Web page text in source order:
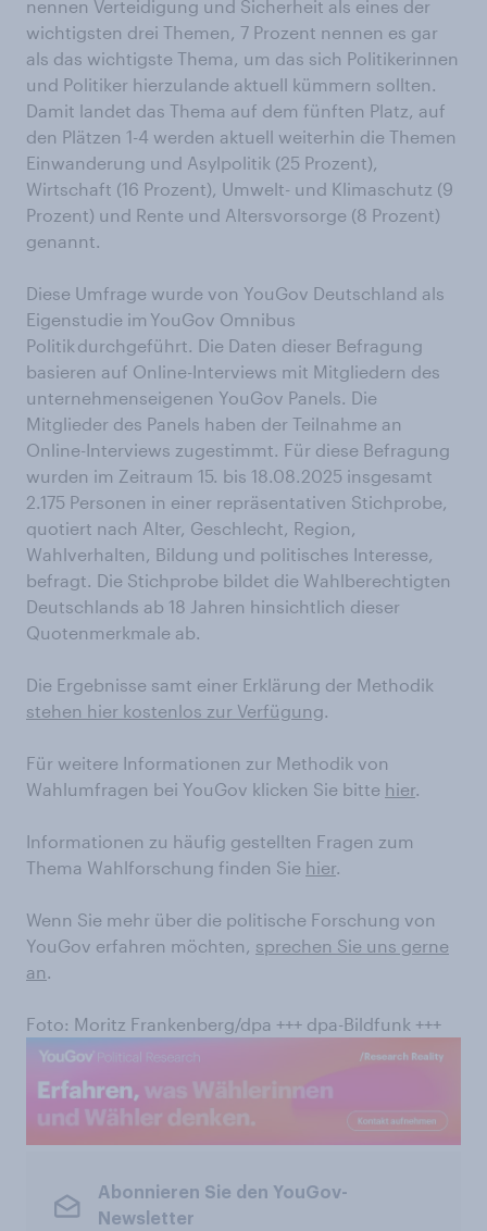
nennen Verteidigung und Sicherheit als eines der
wichtigsten drei Themen, 7 Prozent nennen es gar
als das wichtigste Thema, um das sich Politikerinnen
und Politiker hierzulande aktuell kümmern sollten.
Damit landet das Thema auf dem fünften Platz, auf
den Plätzen 1-4 werden aktuell weiterhin die Themen
Einwanderung und Asylpolitik (25 Prozent),
Wirtschaft (16 Prozent), Umwelt- und Klimaschutz (9
Prozent) und Rente und Altersvorsorge (8 Prozent)
genannt.
Diese Umfrage wurde von YouGov Deutschland als
Eigenstudie im YouGov Omnibus
Politik durchgeführt. Die Daten dieser Befragung
basieren auf Online-Interviews mit Mitgliedern des
unternehmenseigenen YouGov Panels. Die
Mitglieder des Panels haben der Teilnahme an
Online-Interviews zugestimmt. Für diese Befragung
wurden im Zeitraum 15. bis 18.08.2025 insgesamt
2.175 Personen in einer repräsentativen Stichprobe,
quotiert nach Alter, Geschlecht, Region,
Wahlverhalten, Bildung und politisches Interesse,
befragt. Die Stichprobe bildet die Wahlberechtigten
Deutschlands ab 18 Jahren hinsichtlich dieser
Quotenmerkmale ab.
Die Ergebnisse samt einer Erklärung der Methodik
stehen hier kostenlos zur Verfügung.
Für weitere Informationen zur Methodik von
Wahlumfragen bei YouGov klicken Sie bitte hier.
Informationen zu häufig gestellten Fragen zum
Thema Wahlforschung finden Sie hier.
Wenn Sie mehr über die politische Forschung von
YouGov erfahren möchten, sprechen Sie uns gerne
an.
Foto: Moritz Frankenberg/dpa +++ dpa-Bildfunk +++
Abonnieren Sie den YouGov-
Newsletter